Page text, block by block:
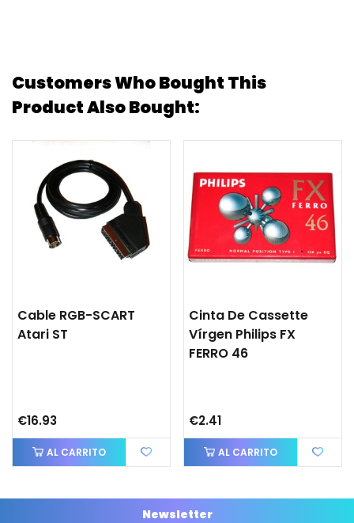
Customers Who Bought This
Product Also Bought:
Cable RGB-SCART
Atari ST
€16.93
AL CARRITO
Cinta De Cassette
Vírgen Philips FX
FERRO 46
€2.41
AL CARRITO
Newsletter